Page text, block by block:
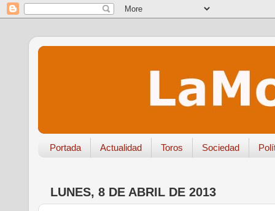
Portada Actualidad Toros Sociedad
LUNES, 8 DE ABRIL DE 2013